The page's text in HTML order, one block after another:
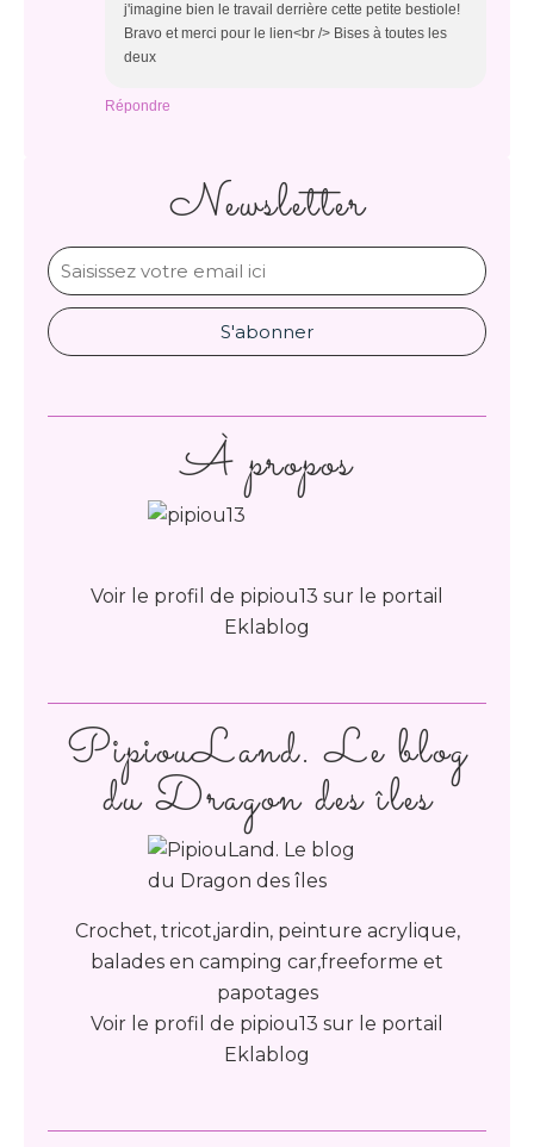
j'imagine bien le travail derrière cette petite bestiole!
Bravo et merci pour le lien<br /> Bises à toutes les
deux
Répondre
Newsletter
PipiouLand. Le blog
du Dragon des îles
Crochet, tricot,jardin, peinture acrylique,
balades en camping car,freeforme et
papotages
Voir le profil de pipiou13 sur le portail
Eklablog
À propos
Voir le profil de pipiou13 sur le portail
Eklablog